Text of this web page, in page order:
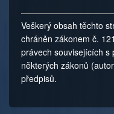
Veškerý obsah těchto
chráněn zákonem č.
právech souvisejících s
některých zákonů
předpisů.